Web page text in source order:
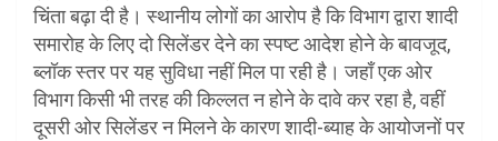
चिंता बढ़ा दी है। स्थानीय लोगों का आरोप है कि विभाग द्वारा शादी
समारोह के लिए दो सिलेंडर देने का स्पष्ट आदेश होने के बावजूद,
ब्लॉक स्तर पर यह सुविधा नहीं मिल पा रही है। जहाँ एक ओर
विभाग किसी भी तरह की किल्लत न होने के दावे कर रहा है, वहीं
दूसरी ओर सिलेंडर न मिलने के कारण शादी-ब्याह के आयोजनों पर